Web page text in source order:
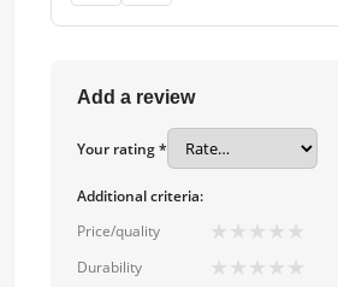
Add a review
Your rating *
Additional criteria:
Price/quality
★ ★ ★ ★ ★
Durability ★ ★ ★ ★ ★